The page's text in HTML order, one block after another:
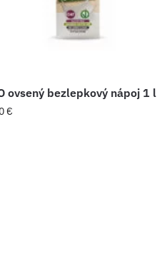
ovsený bezlepkový nápoj 1 l
€